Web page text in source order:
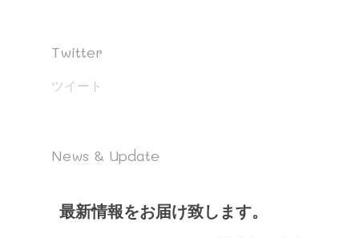
Twitter
ツイート
News & Update
最新情報をお届け致します。